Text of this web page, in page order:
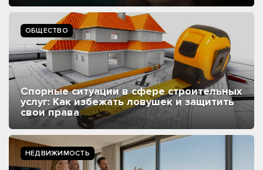
ОБЩЕСТВО
Спорные ситуации в сфере строительных
услуг: Как избежать ловушек и защитить
свои права
НЕДВИЖИМОСТЬ